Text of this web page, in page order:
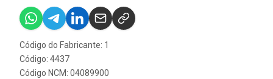
Código do Fabricante: 1
Código: 4437
Código NCM: 04089900